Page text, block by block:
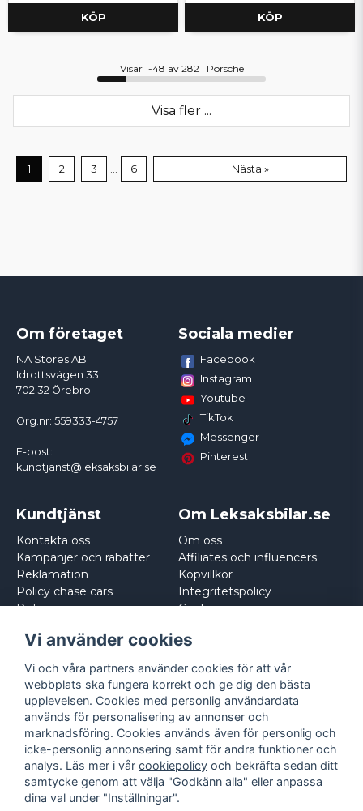
KÖP KÖP
Visar 1-48 av 282 i Porsche
Visa fler ...
1 2 3 ... 6 Nästa »
Om företaget
NA Stores AB
Idrottsvägen 33
702 32 Örebro
Org.nr: 559333-4757
E-post:
kundtjanst@leksaksbilar.se
Sociala medier
Facebook
Instagram
Youtube
TikTok
Messenger
Pinterest
Kundtjänst
Kontakta oss
Kampanjer och rabatter
Reklamation
Policy chase cars
Returnera
Om Leksaksbilar.se
Om oss
Affiliates och influencers
Köpvillkor
Integritetspolicy
Cookies
Vi använder cookies
Vi och våra partners använder cookies för att vår
webbplats ska fungera korrekt och ge dig den bästa
upplevelsen. Cookies med personlig användardata
används för personalisering av annonser och
marknadsföring. Cookies används även för personlig och
icke-personlig annonsering samt för andra funktioner och
analys. Läs mer i vår cookiepolicy och bekräfta sedan ditt
samtycke genom att välja "Godkänn alla" eller anpassa
dina val under "Inställningar".